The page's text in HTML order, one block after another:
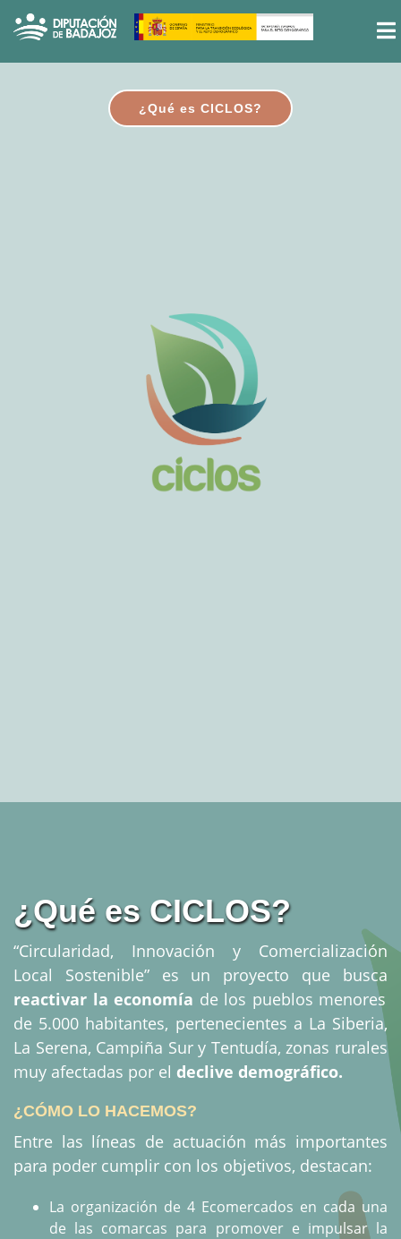
¿Qué es CICLOS?
¿Qué es CICLOS?
“Circularidad, Innovación y Comercialización
Local Sostenible” es un proyecto que busca
reactivar la economía de los pueblos menores
de 5.000 habitantes, pertenecientes a La Siberia,
La Serena, Campiña Sur y Tentudía, zonas rurales
muy afectadas por el declive demográfico.
¿CÓMO LO HACEMOS?
Entre las líneas de actuación más importantes
para poder cumplir con los objetivos, destacan:
La organización de 4 Ecomercados en cada una
de las comarcas para promover e impulsar la